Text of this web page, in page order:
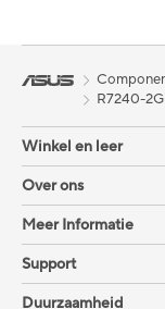
R7240-
Winkel en leer
Over ons
Meer Informatie
Support
Duurzaamheid